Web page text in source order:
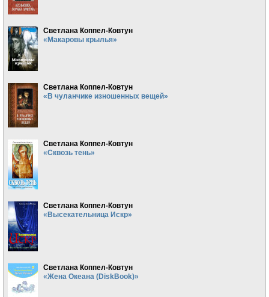
Светлана Коппел-Ковтун
«Макаровы крылья»
Светлана Коппел-Ковтун
«В чуланчике изношенных вещей»
Светлана Коппел-Ковтун
«Сквозь тень»
Светлана Коппел-Ковтун
«Высекательница Искр»
Светлана Коппел-Ковтун
«Жена Океана (DiskBook)»